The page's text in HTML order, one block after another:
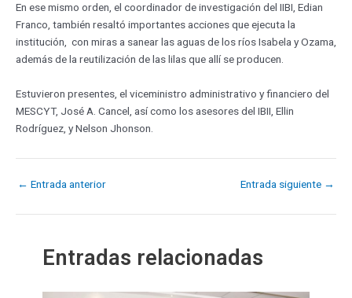
En ese mismo orden, el coordinador de investigación del IIBI, Edian
Franco, también resaltó importantes acciones que ejecuta la
institución, con miras a sanear las aguas de los ríos Isabela y Ozama,
además de la reutilización de las lilas que allí se producen.
Estuvieron presentes, el viceministro administrativo y financiero del
MESCYT, José A. Cancel, así como los asesores del IBII, Ellin
Rodríguez, y Nelson Jhonson.
← Entrada anterior Entrada siguiente →
Entradas relacionadas